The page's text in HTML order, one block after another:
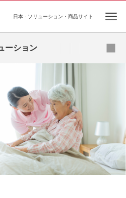
日本 - ソリューション・商品サイト
ーション